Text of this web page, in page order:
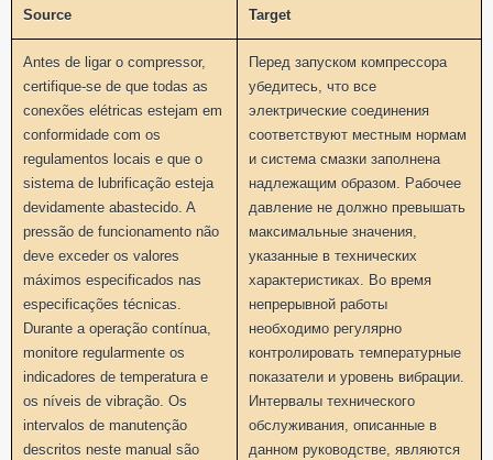
Source Target
Antes de ligar o compressor,
certifique-se de que todas as
conexões elétricas estejam em
conformidade com os
regulamentos locais e que o
sistema de lubrificação esteja
devidamente abastecido. A
pressão de funcionamento não
deve exceder os valores
máximos especificados nas
especificações técnicas.
Durante a operação contínua,
monitore regularmente os
indicadores de temperatura e
os níveis de vibração. Os
intervalos de manutenção
descritos neste manual são
Перед запуском компрессора
убедитесь, что все
электрические соединения
соответствуют местным нормам
и система смазки заполнена
надлежащим образом. Рабочее
давление не должно превышать
максимальные значения,
указанные в технических
характеристиках. Во время
непрерывной работы
необходимо регулярно
контролировать температурные
показатели и уровень вибрации.
Интервалы технического
обслуживания, описанные в
данном руководстве, являются